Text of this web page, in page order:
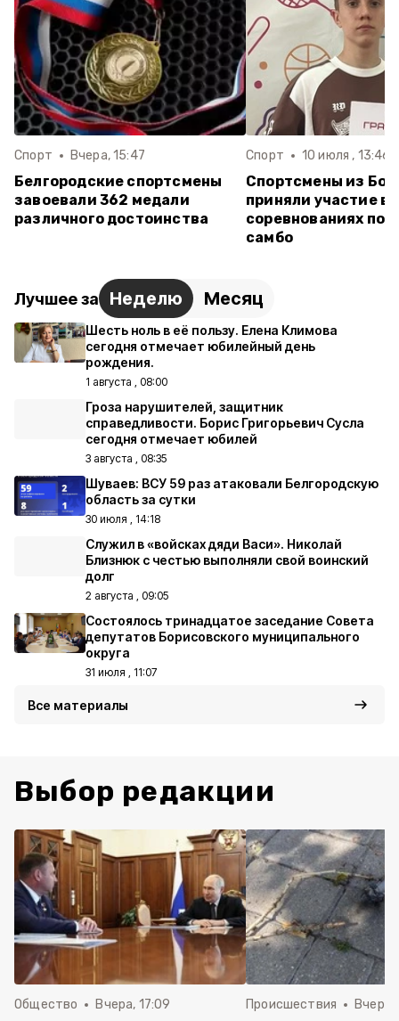
Спорт Вчера, 15:47
Белгородские спортсмены
завоевали 362 медали
различного достоинства
Спорт 10 июля , 13:46
Спортсмены из
приняли участие в
соревнованиях по
самбо
Лучшее за Неделю Месяц
Шесть ноль в её пользу. Елена Климова
сегодня отмечает юбилейный день
рождения.
1 августа , 08:00
Гроза нарушителей, защитник
справедливости. Борис Григорьевич Сусла
сегодня отмечает юбилей
3 августа , 08:35
Шуваев: ВСУ 59 раз атаковали Белгородскую
область за сутки
30 июля , 14:18
Служил в «войсках дяди Васи». Николай
Близнюк с честью выполняли свой воинский
долг
2 августа , 09:05
Состоялось тринадцатое заседание Совета
депутатов Борисовского муниципального
округа
31 июля , 11:07
Все материалы
Выбор редакции
Общество Вчера, 17:09 Происшествия Вчера,